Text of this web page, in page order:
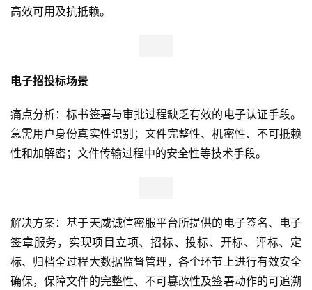
高效可用及抗抵赖。
电子招投标场景
痛点分析：标书签署与审批过程缺乏有效的电子认证手段。
急需用户身份真实性识别；文件完整性、机密性、不可抵赖
性和加解密；文件传输过程中的安全性等技术手段。
解决方案：基于天威诚信密服平台所提供的电子签名、电子
签章服务，实现项目立项、招标、投标、开标、评标、定
标、归档全过程大数据监督管理，各个环节上进行有效安全
确保，保障文件的完整性、不可篡改性及签署动作的可追溯